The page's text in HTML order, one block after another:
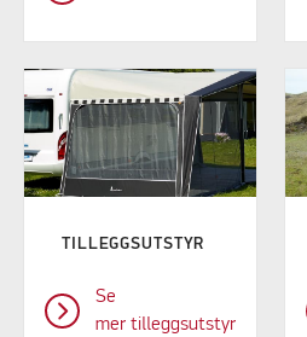
TILLEGGSUTSTYR
Se
mer tilleggsutstyr